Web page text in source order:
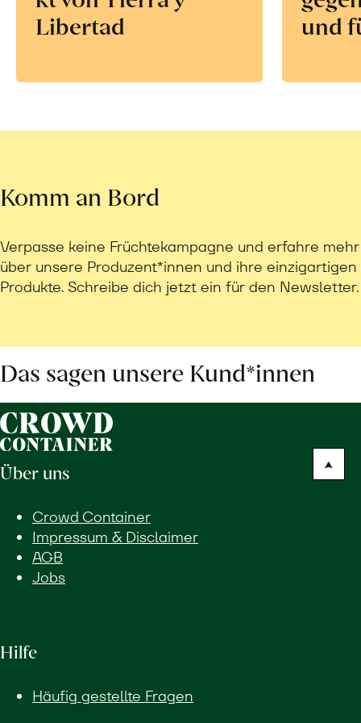
Libertad
und
Komm an Bord
Verpasse keine Früchtekampagne und erfahre mehr
über unsere Produzent*innen und ihre einzigartigen
Produkte. Schreibe dich jetzt ein für den Newsletter.
Das sagen unsere Kund*innen
Über uns
Crowd Container
Impressum & Disclaimer
AGB
Jobs
Hilfe
Häufig gestellte Fragen